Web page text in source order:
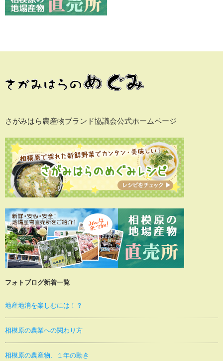
さがみはら農産物ブランド協議会公式ホームページ
フォトブログ新着一覧
地産地消を楽しむには！？
相模原の農業への関わり方
相模原の農産物、１年の動き